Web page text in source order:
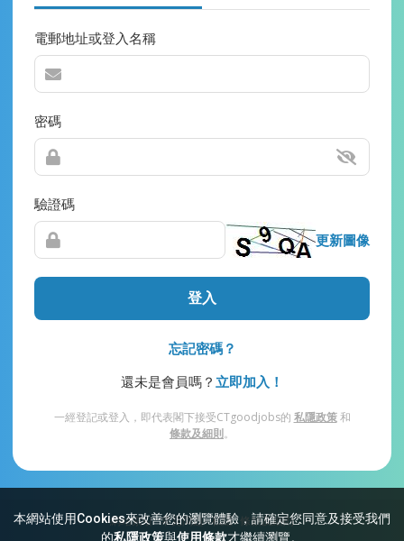
本網站使用Cookies來改善您的瀏覽體驗，請確定您同意及接受我們
的私隱政策與使用條款才繼續瀏覽。
電郵地址或登入名稱
密碼
驗證碼
更新圖像
登入
忘記密碼？
還未是會員嗎？ 立即加入！
一經登記或登入，即代表閣下接受CTgoodjobs的 私隱政策和
條款及細則。
網站索引 常見問題 私隱 條款及細則